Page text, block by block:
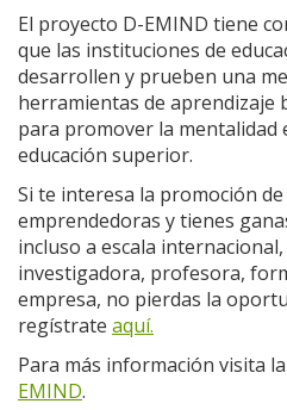
El proyecto D-EMIND tiene
que las instituciones de
desarrollen y prueben una
herramientas de aprendizaje
para promover la mentalidad
educación superior.
Si te interesa la promoción
emprendedoras y tienes
incluso a escala
investigadora, profesora,
empresa, no pierdas la
regístrate aquí.
Para más información visita
EMIND.